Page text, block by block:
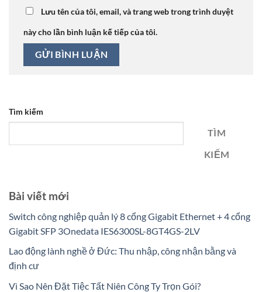
Lưu tên của tôi, email, và trang web trong trình duyệt
này cho lần bình luận kế tiếp của tôi.
Tìm kiếm
TÌM
KIẾM
Bài viết mới
Switch công nghiệp quản lý 8 cổng Gigabit Ethernet + 4 cổng
Gigabit SFP 3Onedata IES6300SL-8GT4GS-2LV
Lao động lành nghề ở Đức: Thu nhập, công nhận bằng và
định cư
Vì Sao Nên Đặt Tiệc Tất Niên Công Ty Trọn Gói?